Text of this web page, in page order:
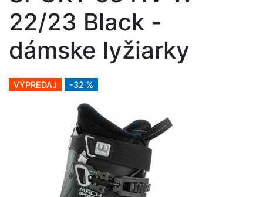
22/23 Black -
dámske lyžiarky
VÝPREDAJ -32 %